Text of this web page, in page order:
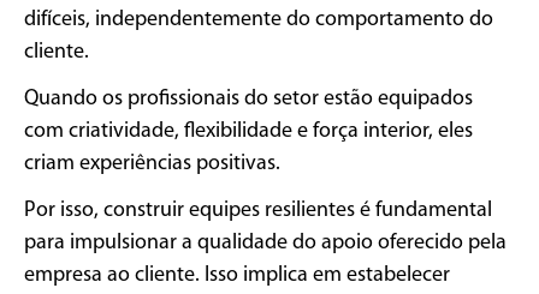
difíceis, independentemente do comportamento do
cliente.
Quando os profissionais do setor estão equipados
com criatividade, flexibilidade e força interior, eles
criam experiências positivas.
Por isso, construir equipes resilientes é fundamental
para impulsionar a qualidade do apoio oferecido pela
empresa ao cliente. Isso implica em estabelecer